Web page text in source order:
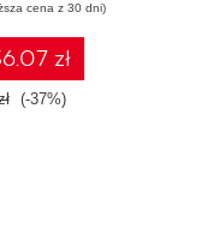
cena z 30 dni)
zł
(-37%)